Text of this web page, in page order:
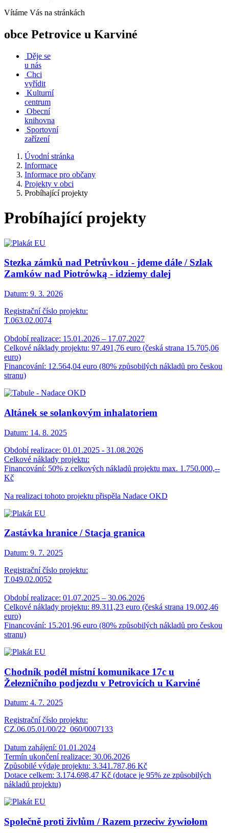
Vítáme Vás na stránkách
obce Petrovice u Karviné
Děje se
u nás
Chci
vyřídit
Kulturní
centrum
Obecní
knihovna
Sportovní
zařízení
Úvodní stránka
Informace
Informace pro občany
Projekty v obci
Probíhající projekty
Probíhající projekty
Stezka zámků nad Petrůvkou - jdeme dále / Szlak
Zamków nad Piotrówką - idziemy dalej
Datum: 9. 3. 2026
Registrační číslo projektu:
T.063.02.0074
Období realizace: 15.01.2026 – 17.07.2027
Celkové náklady projektu: 97.491,76 euro (česká strana 15.705,06
euro)
Financování: 12.564,04 euro (80% způsobilých nákladů pro českou
stranu)
Altánek se solankovým inhalatoriem
Datum: 14. 8. 2025
Období realizace: 01.01.2025 - 31.08.2026
Celkové náklady projektu:
Financování: 50% z celkových nákladů projektu max. 1.750.000,--
Kč
Na realizaci tohoto projektu přispěla Nadace OKD
Zastávka hranice / Stacja granica
Datum: 9. 7. 2025
Registrační číslo projektu:
T.049.02.0052
Období realizace: 01.07.2025 – 30.06.2026
Celkové náklady projektu: 89.311,23 euro (česká strana 19.002,46
euro)
Financování: 15.201,96 euro (80% způsobilých nákladů pro českou
stranu)
Chodník podél místní komunikace 17c u
Železničního podjezdu v Petrovicích u Karviné
Datum: 4. 7. 2025
Registrační číslo projektu:
CZ.06.05.01/00/22_060/0007133
Datum zahájení: 01.01.2024
Termín ukončení realizace: 30.06.2026
Způsobilé výdaje projektu: 3.341.787,86 Kč
Dotace celkem: 3.174.698,47 Kč (dotace je 95% ze způsobilých
nákladů projektu)
Společně proti živlům / Razem przeciw żywiołom